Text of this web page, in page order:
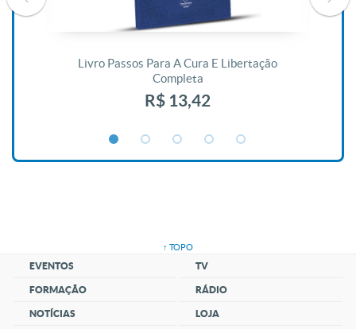
Livro Passos Para A Cura E Libertação
Completa
R$ 13,42
↑ TOPO
EVENTOS
FORMAÇÃO
NOTÍCIAS
TV
RÁDIO
LOJA